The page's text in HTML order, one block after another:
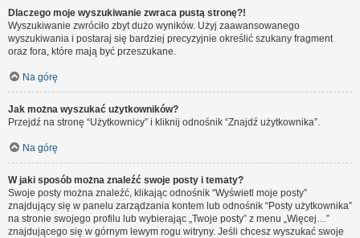
Dlaczego moje wyszukiwanie zwraca pustą stronę?!
Wyszukiwanie zwróciło zbyt dużo wyników. Użyj zaawansowanego
wyszukiwania i postaraj się bardziej precyzyjnie określić szukany fragment
oraz fora, które mają być przeszukane.
Na górę
Jak można wyszukać użytkowników?
Przejdź na stronę “Użytkownicy” i kliknij odnośnik “Znajdź użytkownika”.
Na górę
W jaki sposób można znaleźć swoje posty i tematy?
Swoje posty można znaleźć, klikając odnośnik “Wyświetl moje posty”
znajdujący się w panelu zarządzania kontem lub odnośnik “Posty użytkownika”
na stronie swojego profilu lub wybierając „Twoje posty” z menu „Więcej…”
znajdującego się w górnym lewym rogu witryny. Jeśli chcesz wyszukać swoje